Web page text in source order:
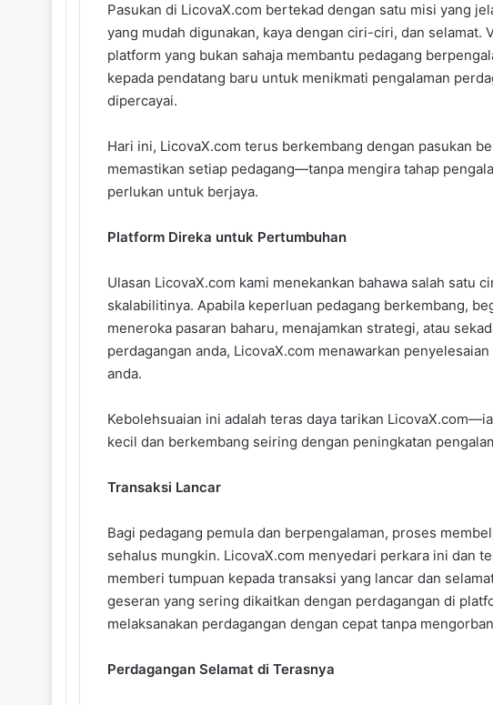
Pasukan di LicovaX.com bertekad dengan satu misi yang
yang mudah digunakan, kaya dengan ciri-ciri, dan selamat.
platform yang bukan sahaja membantu pedagang
kepada pendatang baru untuk menikmati pengalaman
dipercayai.
Hari ini, LicovaX.com terus berkembang dengan pasukan
memastikan setiap pedagang—tanpa mengira tahap
perlukan untuk berjaya.
Platform Direka untuk Pertumbuhan
Ulasan LicovaX.com kami menekankan bahawa salah satu
skalabilitinya. Apabila keperluan pedagang berkembang,
meneroka pasaran baharu, menajamkan strategi, atau
perdagangan anda, LicovaX.com menawarkan
anda.
Kebolehsuaian ini adalah teras daya tarikan
kecil dan berkembang seiring dengan peningkatan
Transaksi Lancar
Bagi pedagang pemula dan berpengalaman, proses
sehalus mungkin. LicovaX.com menyedari perkara ini dan
memberi tumpuan kepada transaksi yang lancar dan
geseran yang sering dikaitkan dengan perdagangan di
melaksanakan perdagangan dengan cepat tanpa
Perdagangan Selamat di Terasnya